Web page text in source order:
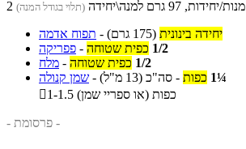
2 מנות/יחידות, 97 גרם למנה\יחידה (תלוי בגודל המנה)
תפוח אדמה - יחידה בינונית (175 גרם)
פפריקה - 1/2 כפית שטוחה
מלח - 1/2 כפית שטוחה
שמן קנולה - 1¼ כפות - סה"כ (13 מ"ל)

1-1.5 כפות (או ספריי שמן)
- פרסומת -